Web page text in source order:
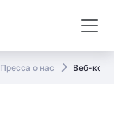
Пресса о нас Веб-